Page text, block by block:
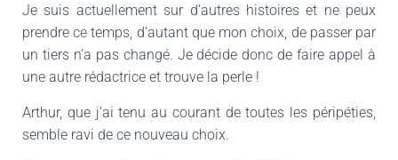
Je suis actuellement sur d’autres histoires et ne peux
prendre ce temps, d’autant que mon choix, de passer par
un tiers n’a pas changé. Je décide donc de faire appel à
une autre rédactrice et trouve la perle !
Arthur, que j’ai tenu au courant de toutes les péripéties,
semble ravi de ce nouveau choix.